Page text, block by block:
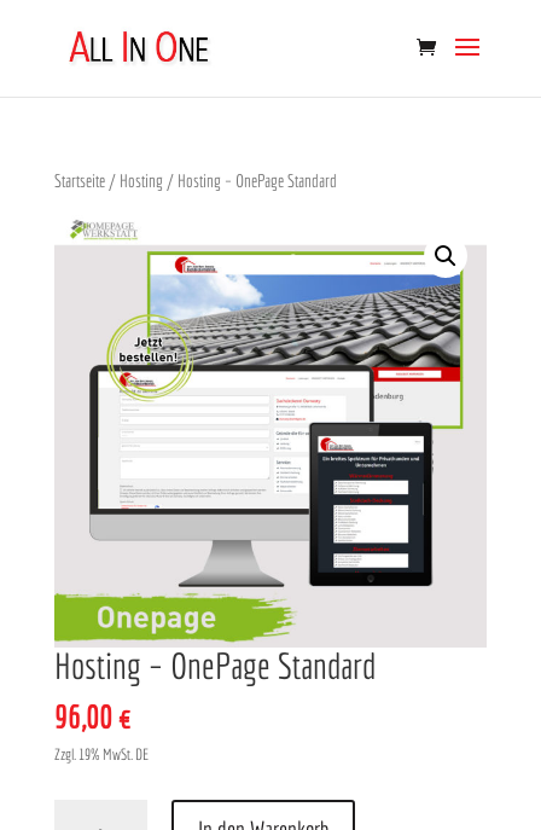
Startseite/ Hosting / Hosting – OnePage Standard
Hosting – OnePage Standard
96,00€
Zzgl. 19% MwSt. DE